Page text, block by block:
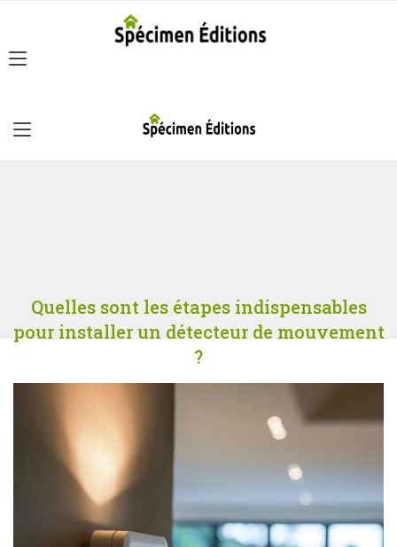
Quelles sont les étapes indispensables
pour installer un détecteur de mouvement
?